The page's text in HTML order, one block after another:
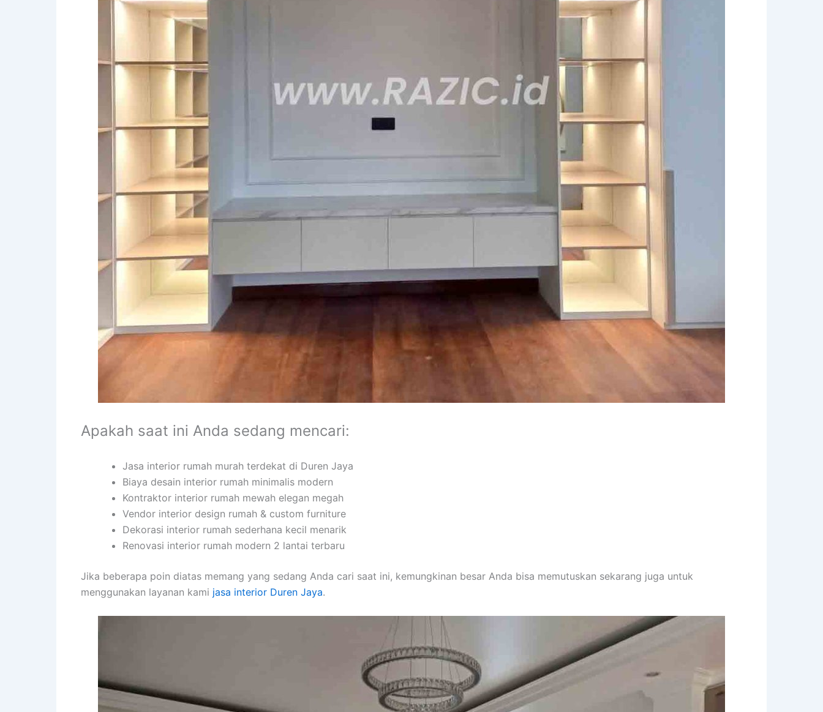
Apakah saat ini Anda sedang mencari:
Jasa interior rumah murah terdekat di Duren Jaya
Biaya desain interior rumah minimalis modern
Kontraktor interior rumah mewah elegan megah
Vendor interior design rumah & custom furniture
Dekorasi interior rumah sederhana kecil menarik
Renovasi interior rumah modern 2 lantai terbaru
Jika beberapa poin diatas memang yang sedang Anda cari saat ini, kemungkinan besar Anda bisa memutuskan sekarang juga untuk
menggunakan layanan kami jasa interior Duren Jaya.